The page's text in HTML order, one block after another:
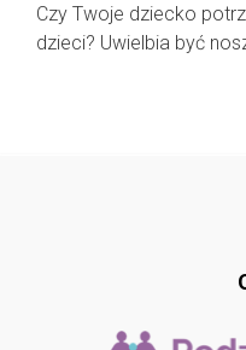
Czy Twoje dziecko
dzieci? Uwielbia być